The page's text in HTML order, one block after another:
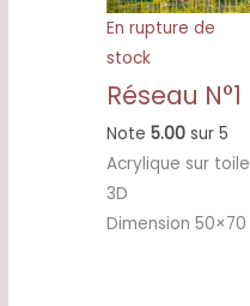
En rupture de
stock
Réseau N°1
Note5.00 sur 5
Acrylique sur toile
3D
Dimension 50×70